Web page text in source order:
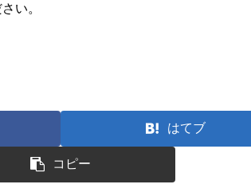
い。
はてブ
コピー